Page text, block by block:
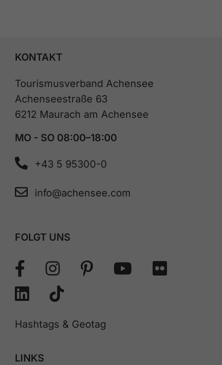
KONTAKT
Tourismusverband Achensee
Achenseestraße 63
6212 Maurach am Achensee
MO - SO 08:00–18:00
+43 5 95300-0
info@achensee.com
FOLGT UNS
Hashtags & Geotag
LINKS